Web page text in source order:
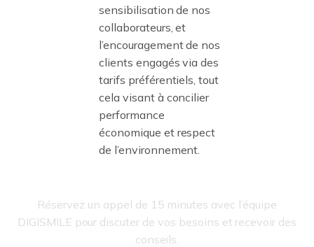
sensibilisation de nos
collaborateurs, et
l’encouragement de nos
clients engagés via des
tarifs préférentiels, tout
cela visant à concilier
performance
économique et respect
de l’environnement.
Réservez un appel de 15 minutes avec l’équipe
DIGISMILE pour discuter de vos besoins et recevoir des
conseils.